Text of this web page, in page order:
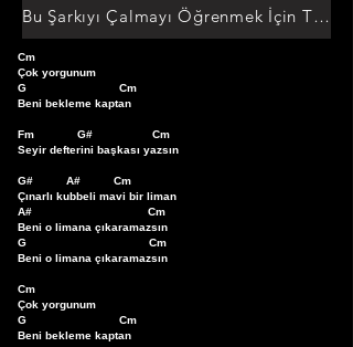
Bu Şarkıyı Çalmayı Öğrenmek İçin Tıklayın
Cm
Çok yorgunum
G                            Cm
Beni bekleme kaptan
Fm             G#                  Cm
Seyir defterini başkası yazsın
G#          A#          Cm
Çınarlı kubbeli mavi bir liman
A#                                   Cm
Beni o limana çıkaramazsın
G                                     Cm
Beni o limana çıkaramazsın
Cm
Çok yorgunum
G                            Cm
Beni bekleme kaptan